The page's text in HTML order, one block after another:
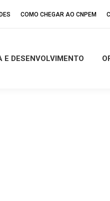
COMO CHEGAR AO CNPEM
E DESENVOLVIMENTO